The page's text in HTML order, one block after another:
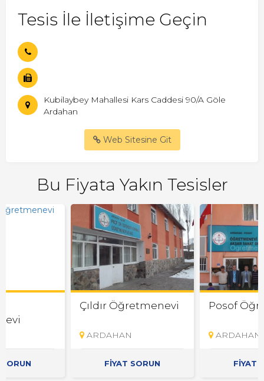
Tesis İle İletişime Geçin
Kubilaybey Mahallesi Kars Caddesi 90/A Göle
Ardahan
Web Sitesine Git
Bu Fiyata Yakın Tesisler
Çıldır Öğretmenevi
ARDAHAN
FİYAT SORUN
Posof
ARDAHAN
FİYAT